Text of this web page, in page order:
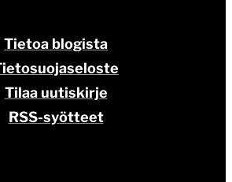
Tietoa blogista
Tilaa uutiskirje
RSS-syötteet